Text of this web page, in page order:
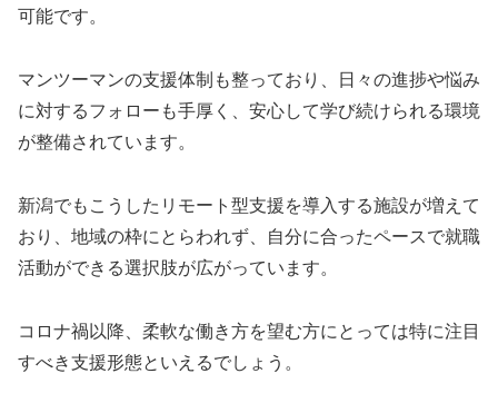
可能です。
マンツーマンの支援体制も整っており、日々の進捗や悩み
に対するフォローも手厚く、安心して学び続けられる環境
が整備されています。
新潟でもこうしたリモート型支援を導入する施設が増えて
おり、地域の枠にとらわれず、自分に合ったペースで就職
活動ができる選択肢が広がっています。
コロナ禍以降、柔軟な働き方を望む方にとっては特に注目
すべき支援形態といえるでしょう。